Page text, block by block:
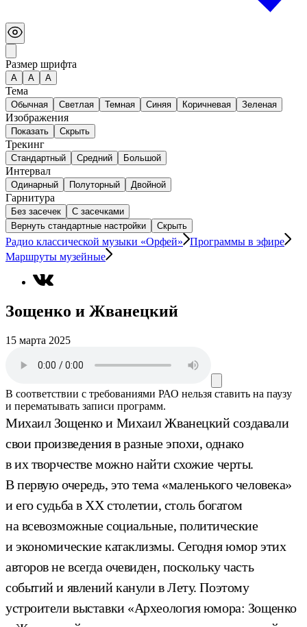
Размер шрифта
А A A
Тема
Обычная Светлая Темная Синяя Коричневая Зеленая
Изображения
Показать Скрыть
Трекинг
Стандартный Средний Большой
Интервал
Одинарный Полуторный Двойной
Гарнитура
Без засечек
С засечками
Вернуть стандартные настройки
Скрыть
Радио классической музыки «Орфей»
Программы в эфире
Маршруты музейные
Зощенко и Жванецкий
15 марта 2025
В соответствии с требованиями РАО нельзя ставить на паузу
и перематывать записи программ.
Михаил Зощенко и Михаил Жванецкий создавали
свои произведения в разные эпохи, однако
в их творчестве можно найти схожие черты.
В первую очередь, это тема «маленького человека»
и его судьба в ХХ столетии, столь богатом
на всевозможные социальные, политические
и экономические катаклизмы. Сегодня юмор этих
авторов не всегда очевиден, поскольку часть
событий и явлений канули в Лету. Поэтому
устроители выставки «Археология юмора: Зощенко